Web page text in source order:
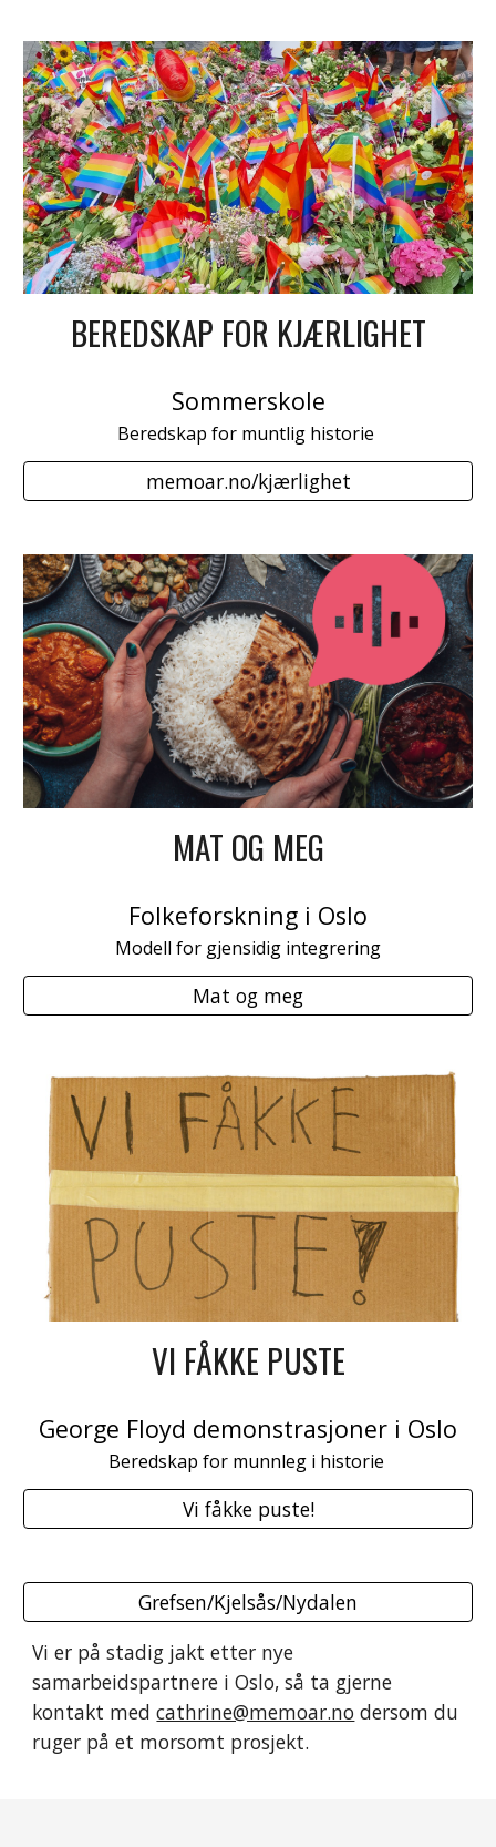
BEREDSKAP FOR KJÆRLIGHET
Sommerskole
Beredskap for muntlig historie
memoar.no/kjærlighet
MAT OG MEG
Folkeforskning i Oslo
Modell for gjensidig integrering
Mat og meg
VI FÅKKE PUSTE
George Floyd demonstrasjoner i Oslo
Beredskap for munnleg i historie
Vi fåkke puste!
Grefsen/Kjelsås/Nydalen
Vi er på stadig jakt etter nye
samarbeidspartnere i Oslo, så ta gjerne
kontakt medcathrine@memoar.no dersom du
ruger på et morsomt prosjekt.